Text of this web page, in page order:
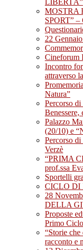
LIBERTÀ”
MOSTRA
SPORT”
22
Cineforum
Incontro
attraverso
Natura”
Percorso
Benessere,
Palazzo
(20/10) e
Percorso
Verzè
“PRIMA
prof.ssa
Sportelli
CICLO DI
28
DELLA
Proposte
Primo Ciclo
“Storie
racconto e